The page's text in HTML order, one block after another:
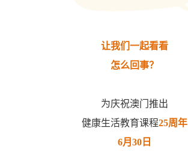
让我们一起看看
怎么回事？
为庆祝澳门推出
健康生活教育课程25周年
6月30日